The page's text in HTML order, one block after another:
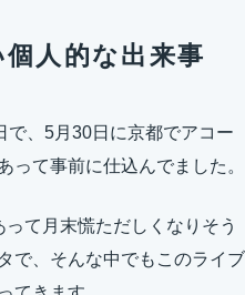
人的な出来事
で、5月30日に京都でアコー
って事前に仕込んでました。
て月末慌ただしくなりそう
で、そんな中でもこのライブ